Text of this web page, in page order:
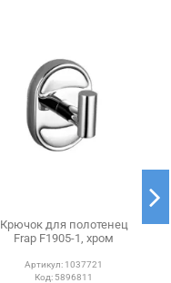
Крючок для полотенец
Frap F1905-1, хром
Артикул: 1037721
Код: 5896811